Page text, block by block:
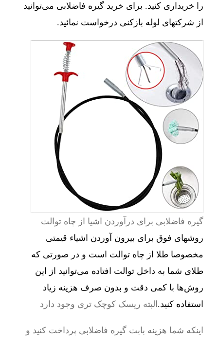
را خریداری کنید. برای خرید گیره فاضلابی می‌توانید
از شرکتهای لوله بازکنی درخواست نمائید.
گیره فاضلابی برای درآوردن اشیا از چاه توالت
روشهای فوق برای بیرون آوردن اشیاء قیمتی
مخصوصا طلا از چاه توالت است و در صورتی که
طلای شما به داخل توالت افتاده می‌توانید از این
روش‌ها با کمی دقت و بدون صرف هزینه زیاد
استفاده کنید.البته ریسک کوچک تری وجود دارد
اینکه شما هزینه بابت گیره فاضلابی پرداخت کنید و